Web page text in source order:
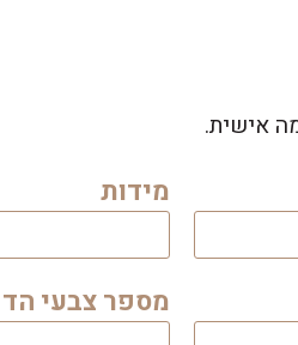
אישית.
מידות
מספר צבעי